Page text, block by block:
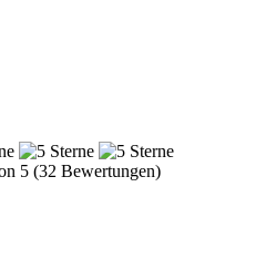
5 (32 Bewertungen)